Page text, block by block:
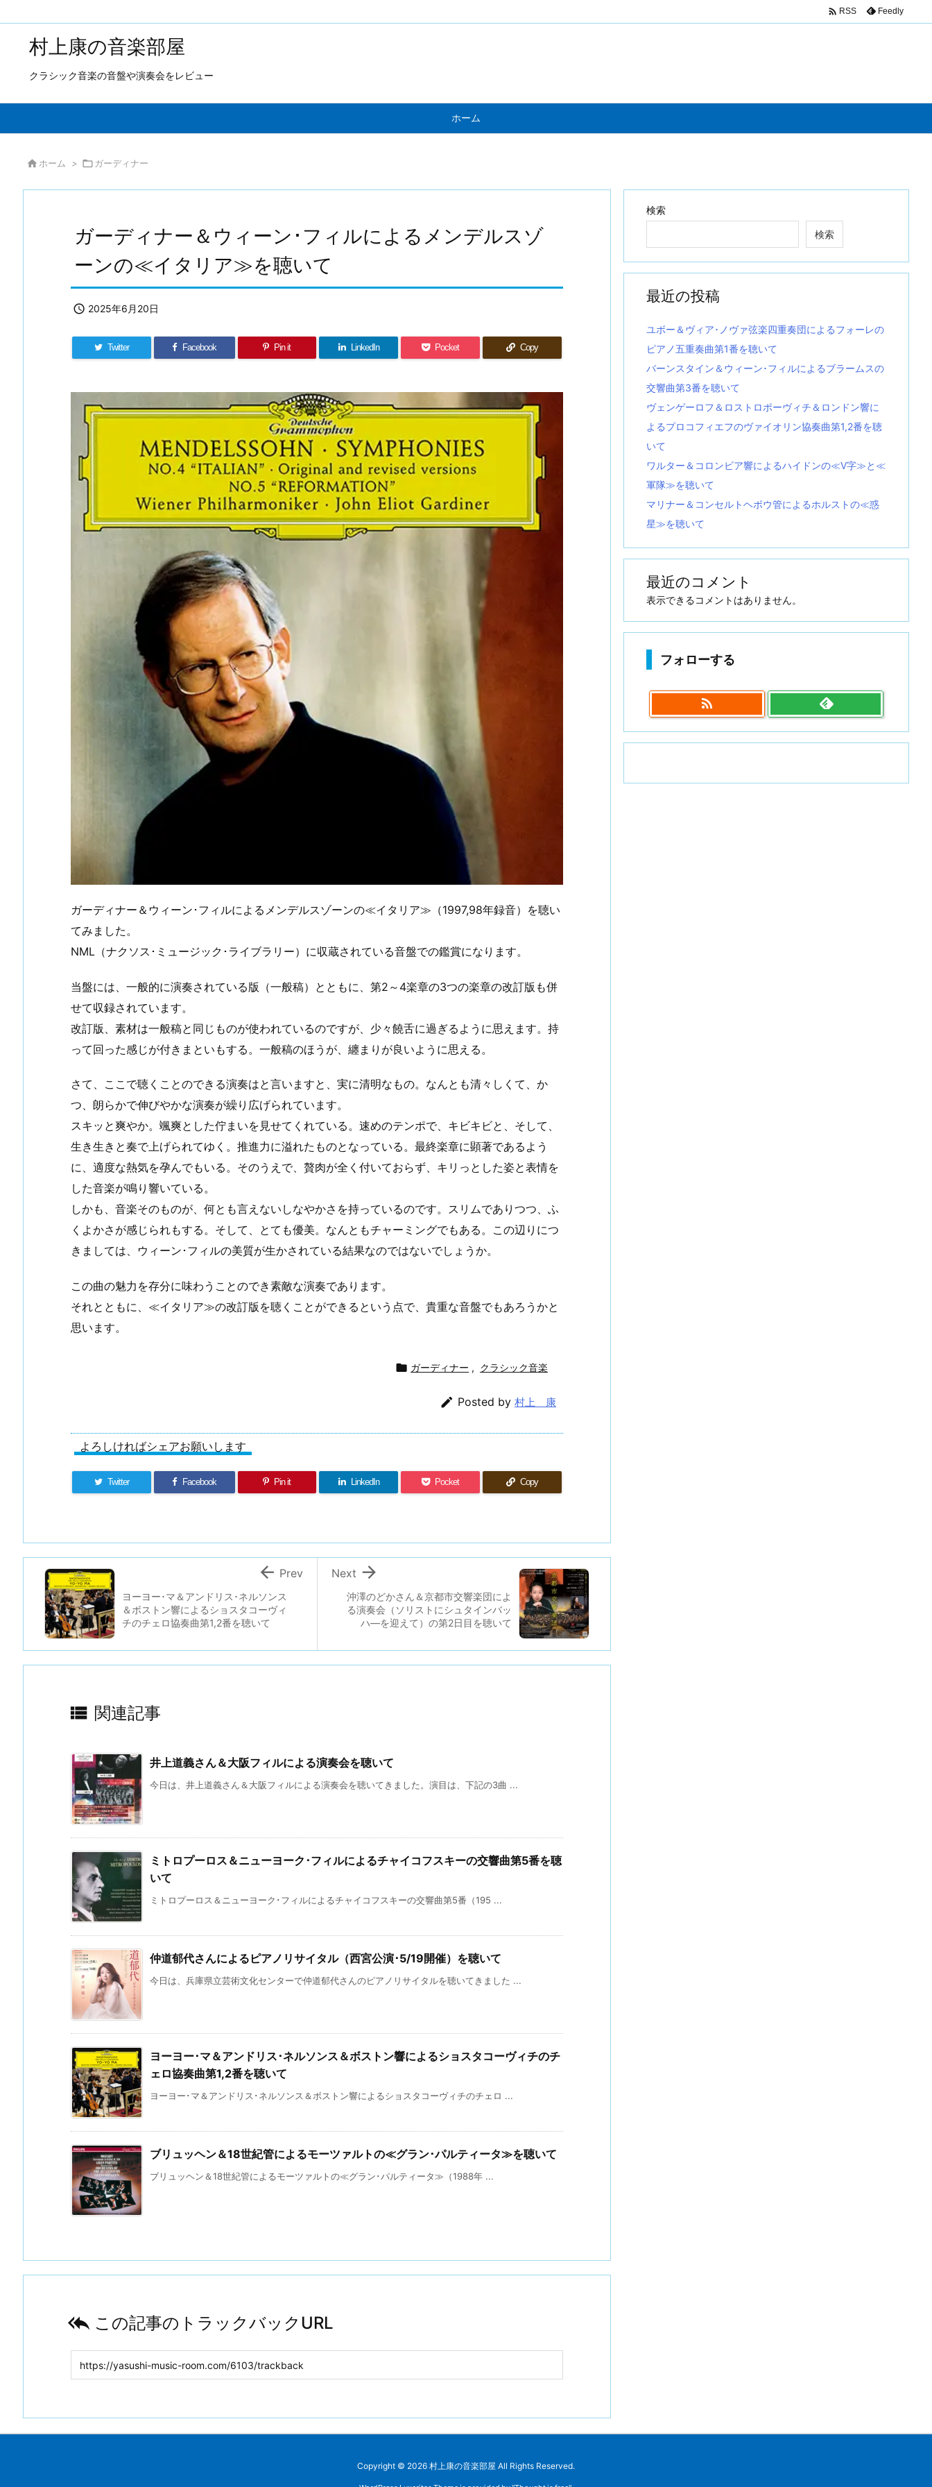
村上康の音楽部屋
クラシック音楽の音盤や演奏会をレビュー
ホーム
 RSS Feedly
 ホーム >  ガーディナー
ガーディナー＆ウィーン･フィルによるメンデルスゾ
ーンの≪イタリア≫を聴いて
 2025年6月20日
Twitter Facebook Pin it LinkedIn Pocket Copy
ガーディナー＆ウィーン･フィルによるメンデルスゾーンの≪イタリア≫（1997,98年録音）を聴い
てみました。
NML（ナクソス･ミュージック･ライブラリー）に収蔵されている音盤での鑑賞になります。
当盤には、一般的に演奏されている版（一般稿）とともに、第2～4楽章の3つの楽章の改訂版も併
せて収録されています。
改訂版、素材は一般稿と同じものが使われているのですが、少々饒舌に過ぎるように思えます。持
って回った感じが付きまといもする。一般稿のほうが、纏まりが良いように思える。
さて、ここで聴くことのできる演奏はと言いますと、実に清明なもの。なんとも清々しくて、か
つ、朗らかで伸びやかな演奏が繰り広げられています。
スキッと爽やか。颯爽とした佇まいを見せてくれている。速めのテンポで、キビキビと、そして、
生き生きと奏で上げられてゆく。推進力に溢れたものとなっている。最終楽章に顕著であるよう
に、適度な熱気を孕んでもいる。そのうえで、贅肉が全く付いておらず、キリっとした姿と表情を
した音楽が鳴り響いている。
しかも、音楽そのものが、何とも言えないしなやかさを持っているのです。スリムでありつつ、ふ
くよかさが感じられもする。そして、とても優美。なんともチャーミングでもある。この辺りにつ
きましては、ウィーン･フィルの美質が生かされている結果なのではないでしょうか。
この曲の魅力を存分に味わうことのでき素敵な演奏であります。
それとともに、≪イタリア≫の改訂版を聴くことができるという点で、貴重な音盤でもあろうかと
思います。
 ガーディナー , クラシック音楽
 Posted by 村上 康
よろしければシェアお願いします
Twitter Facebook Pin it LinkedIn Pocket Copy
沖澤のどかさん＆京都市交響楽団によ
る演奏会（ソリストにシュタインバッ
ハ―を迎えて）の第2日目を聴いて

Next
ヨーヨー･マ＆アンドリス･ネルソンス
＆ボストン響によるショスタコーヴィ
チのチェロ協奏曲第1,2番を聴いて
 Prev
 関連記事
井上道義さん＆大阪フィルによる演奏会を聴いて
今日は、井上道義さん＆大阪フィルによる演奏会を聴いてきました。演目は、下記の3曲 ...
ミトロプーロス＆ニューヨーク･フィルによるチャイコフスキーの交響曲第5番を聴
いて
ミトロプーロス＆ニューヨーク･フィルによるチャイコフスキーの交響曲第5番（195 ...
仲道郁代さんによるピアノリサイタル（西宮公演･5/19開催）を聴いて
今日は、兵庫県立芸術文化センターで仲道郁代さんのピアノリサイタルを聴いてきました ...
ヨーヨー･マ＆アンドリス･ネルソンス＆ボストン響によるショスタコーヴィチのチ
ェロ協奏曲第1,2番を聴いて
ヨーヨー･マ＆アンドリス･ネルソンス＆ボストン響によるショスタコーヴィチのチェロ ...
ブリュッヘン＆18世紀管によるモーツァルトの≪グラン･パルティータ≫を聴いて
ブリュッヘン＆18世紀管によるモーツァルトの≪グラン･パルティータ≫（1988年 ...
 この記事のトラックバックURL
検索
検索
最近の投稿
ユボー＆ヴィア･ノヴァ弦楽四重奏団によるフォーレの
ピアノ五重奏曲第1番を聴いて
バーンスタイン＆ウィーン･フィルによるブラームスの
交響曲第3番を聴いて
ヴェンゲーロフ＆ロストロポーヴィチ＆ロンドン響に
よるプロコフィエフのヴァイオリン協奏曲第1,2番を聴
いて
ワルター＆コロンビア響によるハイドンの≪V字≫と≪
軍隊≫を聴いて
マリナー＆コンセルトヘボウ管によるホルストの≪惑
星≫を聴いて
最近のコメント
表示できるコメントはありません。
フォローする

Copyright © 2026 村上康の音楽部屋 All Rights Reserved.